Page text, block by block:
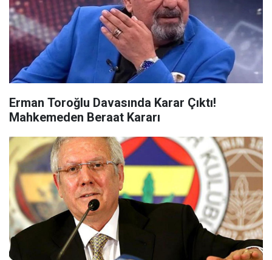
Erman Toroğlu Davasında Karar Çıktı!
Mahkemeden Beraat Kararı